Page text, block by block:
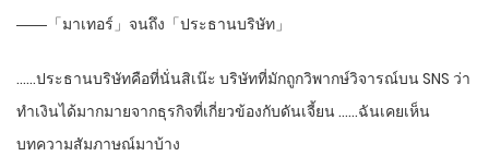
――「มาเทอร์」จนถึง「ประธานบริษัท」
……ประธานบริษัทคือที่นั่นสิเน๊ะ บริษัทที่มักถูกวิพากษ์วิจารณ์บน SNS ว่า
ทำเงินได้มากมายจากธุรกิจที่เกี่ยวข้องกับดันเจี้ยน ……ฉันเคยเห็น
บทความสัมภาษณ์มาบ้าง